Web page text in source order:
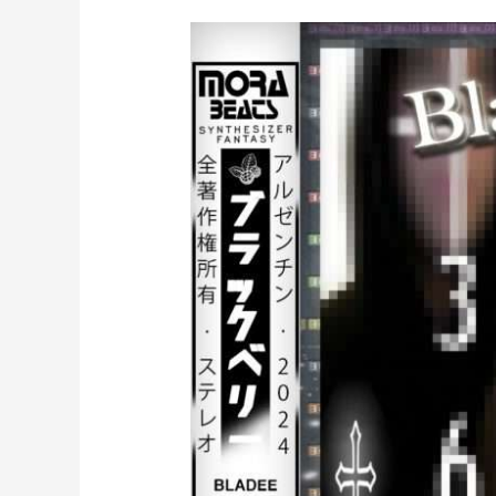
BLADEE
Type
BEATS
(prod.
mora)
[04]